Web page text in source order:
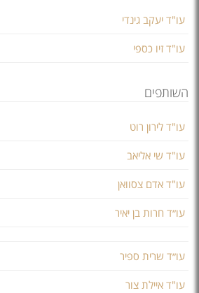
עו"ד יעקב גינדי
עו"ד זיו כספי
השותפים
עו"ד לירון רוט
עו"ד שי אליאב
עו"ד אדם צסוואן
עו״ד חרות בן יאיר
עו״ד שרית ספיר
עו"ד איילת צור